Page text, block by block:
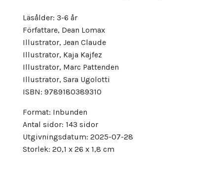
Läsålder: 3-6 år
Författare, Dean Lomax
Illustrator, Jean Claude
Illustrator, Kaja Kajfez
Illustrator, Marc Pattenden
Illustrator, Sara Ugolotti
ISBN: 9789180389310
Format: Inbunden
Antal sidor: 143 sidor
Utgivningsdatum: 2025-07-28
Storlek: 20,1 x 26 x 1,8 cm